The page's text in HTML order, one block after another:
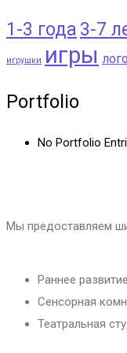
1-3 года 3-7
игрушки игры
Portfolio
No Portfolio
Мы предоставляем
Раннее развитие
Сенсорная
Театральная